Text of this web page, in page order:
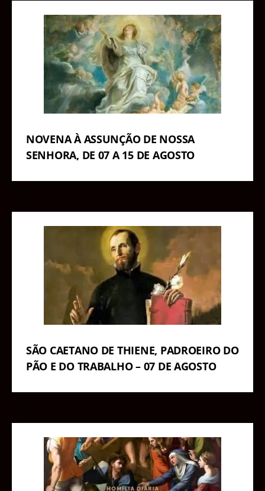
NOVENA À ASSUNÇÃO DE NOSSA
SENHORA, DE 07 A 15 DE AGOSTO
SÃO CAETANO DE THIENE, PADROEIRO DO
PÃO E DO TRABALHO – 07 DE AGOSTO